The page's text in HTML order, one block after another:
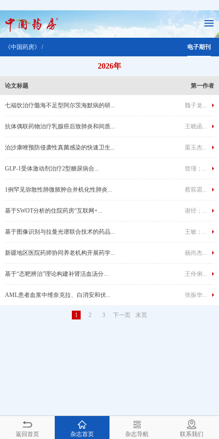
《中国药房》 / 电子期刊
2026年
论文标题 第一作者
七福饮治疗髓海不足型阿尔茨海默病的研... 魏子龙...
抗体偶联药物治疗乳腺癌后致肺炎和间质... 王晓函...
泊沙康唑预防侵袭性真菌感染的快速卫生... 栗玉杰...
GLP-1受体激动剂治疗2型糖尿病合... 曾瑾；...
1例罕见弥散性肺微脓肿合并机化性肺炎... 蔡双霜...
基于SWOT分析的住院药房“互联网+... 谢经；...
基于图像识别与拉曼光谱联合技术的药品... 王敏；...
新疆地区医院药师协同养老机构开展药学... 杨尚杰...
基于“态靶辨治”理论构建补肾活血汤分... 王伶俐...
AML患者血浆中维奈克拉、白消安和伏... 张振华...
1 2 3 下一页 末页
返回首页 杂志首页 杂志导航 联系我们